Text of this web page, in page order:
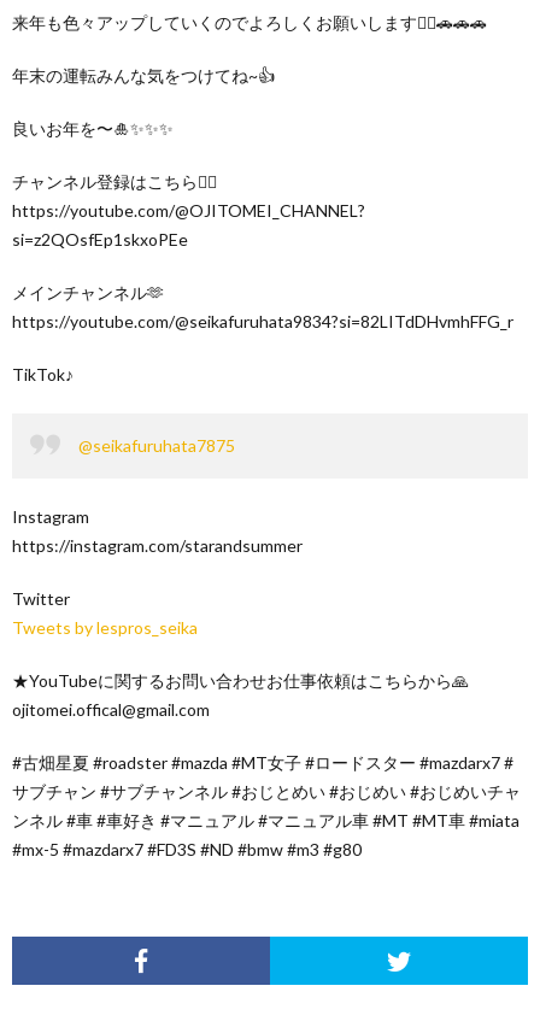
来年も色々アップしていくのでよろしくお願いします🙆‍♀️🚗🚗🚗
年末の運転みんな気をつけてね~👍
良いお年を〜🎍✨✨✨
チャンネル登録はこちら💁‍♀️
https://youtube.com/@OJITOMEI_CHANNEL?
si=z2QOsfEp1skxoPEe
メインチャンネル🫶
https://youtube.com/@seikafuruhata9834?si=82LITdDHvmhFFG_r
TikTok♪
@seikafuruhata7875
Instagram
https://instagram.com/starandsummer
Twitter
Tweets by lespros_seika
★YouTubeに関するお問い合わせお仕事依頼はこちらから🙏
ojitomei.offical@gmail.com
#古畑星夏 #roadster #mazda #MT女子 #ロードスター #mazdarx7 #
サブチャン #サブチャンネル #おじとめい #おじめい #おじめいチャ
ンネル #車 #車好き #マニュアル #マニュアル車 #MT #MT車 #miata
#mx-5 #mazdarx7 #FD3S #ND #bmw #m3 #g80